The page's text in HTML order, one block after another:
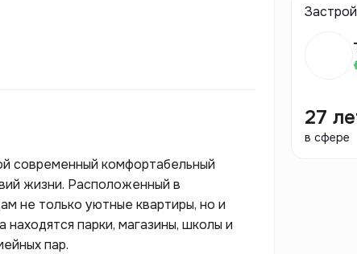
современный комфортабельный
жизни. Расположенный в
не только уютные квартиры, но и
парки, магазины, школы и
пар.
27
в сфере